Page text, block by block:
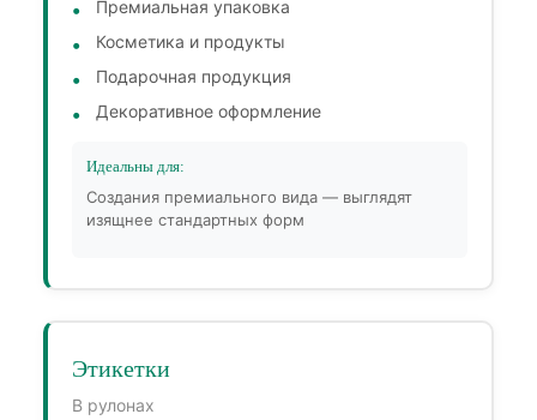
Премиальная упаковка
Косметика и продукты
Подарочная продукция
Декоративное оформление
Идеальны для:
Создания премиального вида — выглядят
изящнее стандартных форм
Этикетки
В рулонах